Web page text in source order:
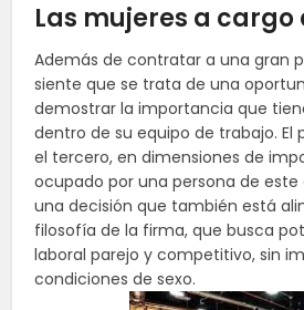
Las mujeres a cargo
Además de contratar a una gran
siente que se trata de una
demostrar la importancia que
dentro de su equipo de trabajo. El
el tercero, en dimensiones de
ocupado por una persona de este
una decisión que también está
filosofía de la firma, que busca
laboral parejo y competitivo, sin
condiciones de sexo.